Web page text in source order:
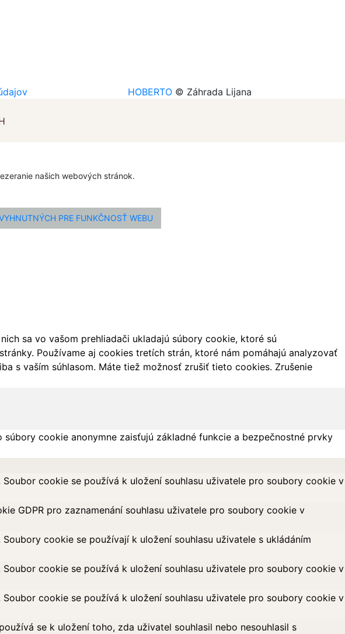
HOBERTO © Záhrada Lijana
našich webových stránok.
PRE FUNKČNOSŤ WEBU
sa vo vašom prehliadači ukladajú súbory cookie, ktoré sú
Používame aj cookies tretích strán, ktoré nám pomáhajú analyzovať
s vaším súhlasom. Máte tiež možnosť zrušiť tieto cookies. Zrušenie
cookie anonymne zaisťujú základné funkcie a bezpečnostné prvky
cookie se používá k uložení souhlasu uživatele pro soubory cookie v
GDPR pro zaznamenání souhlasu uživatele pro soubory cookie v
cookie se používají k uložení souhlasu uživatele s ukládáním
cookie se používá k uložení souhlasu uživatele pro soubory cookie v
cookie se používá k uložení souhlasu uživatele pro soubory cookie v
se k uložení toho, zda uživatel souhlasil nebo nesouhlasil s